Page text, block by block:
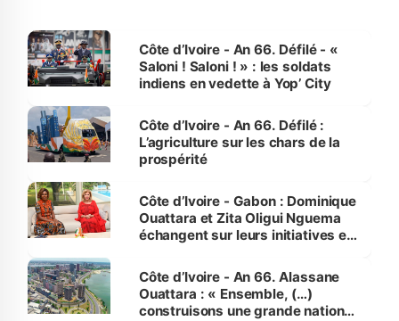
Côte d’Ivoire - An 66. Défilé - «
Saloni ! Saloni ! » : les soldats
indiens en vedette à Yop’ City
Côte d’Ivoire - An 66. Défilé :
L’agriculture sur les chars de la
prospérité
Côte d’Ivoire - Gabon : Dominique
Ouattara et Zita Oligui Nguema
échangent sur leurs initiatives en
enfants
Côte d’Ivoire - An 66. Alassane
Ouattara : « Ensemble, (…)
construisons une grande nation